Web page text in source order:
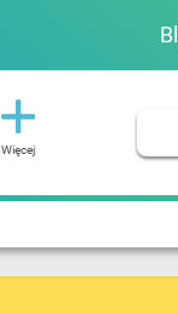
Więcej